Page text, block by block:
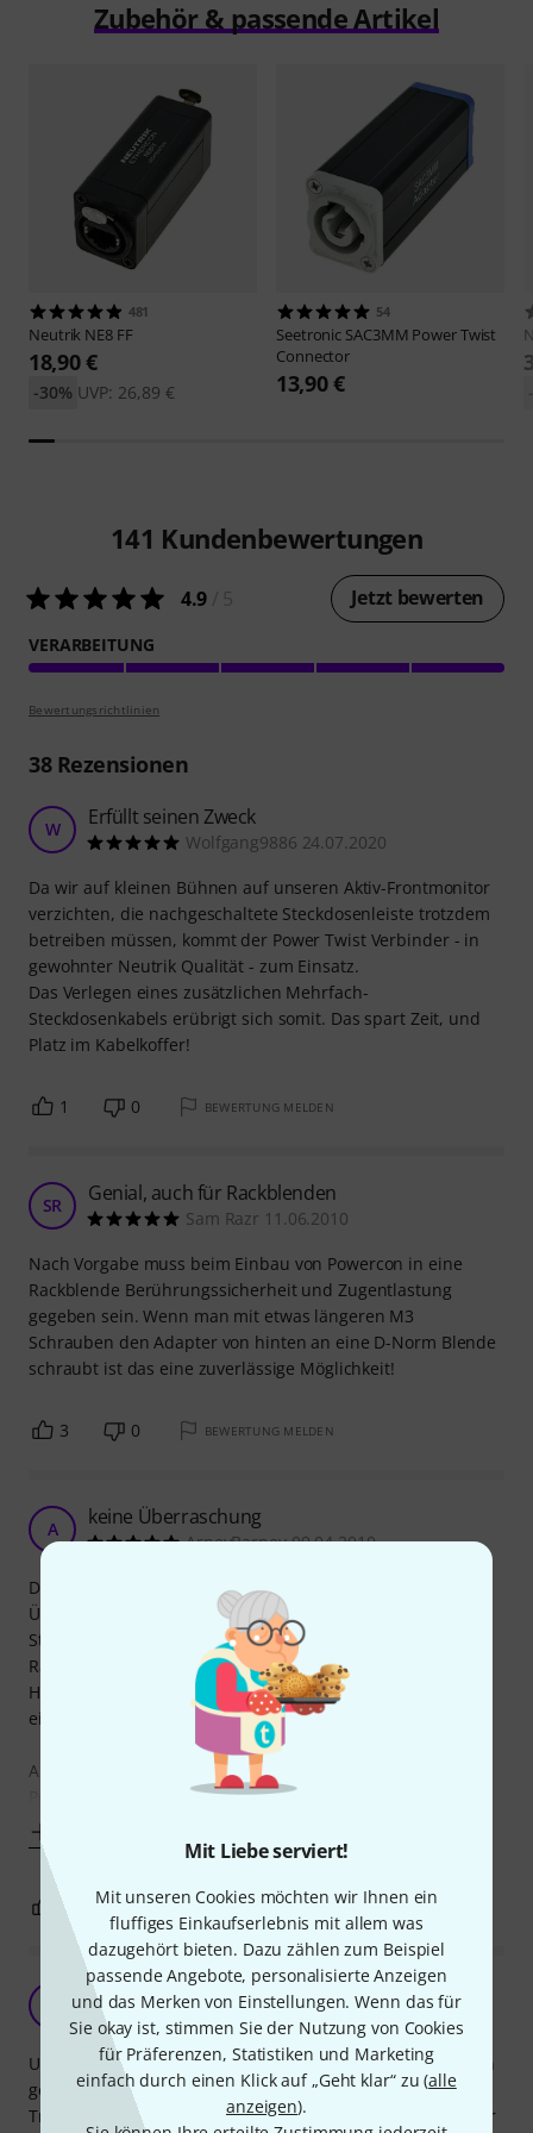
Mit Liebe serviert!
Mit unseren Cookies möchten wir Ihnen ein
fluffiges Einkaufserlebnis mit allem was
dazugehört bieten. Dazu zählen zum Beispiel
passende Angebote, personalisierte Anzeigen
und das Merken von Einstellungen. Wenn das für
Sie okay ist, stimmen Sie der Nutzung von Cookies
für Präferenzen, Statistiken und Marketing
einfach durch einen Klick auf „Geht klar“ zu (alle
anzeigen).
Zubehör & passende Artikel
481
Neutrik NE8 FF
18,90 €
UVP: 26,89 €
-30%
54
Seetronic SAC3MM Power Twist
Connector
13,90 €
141 Kundenbewertungen
4.9 Jetzt bewerten
VERARBEITUNG
Bewertungsrichtlinien
38Rezensionen
W Erfüllt seinen Zweck
Wolfgang9886 24.07.2020
Da wir auf kleinen Bühnen auf unseren Aktiv-Frontmonitor
verzichten, die nachgeschaltete Steckdosenleiste trotzdem
betreiben müssen, kommt der Power Twist Verbinder - in
gewohnter Neutrik Qualität - zum Einsatz.
Das Verlegen eines zusätzlichen Mehrfach-
Steckdosenkabels erübrigt sich somit. Das spart Zeit, und
Platz im Kabelkoffer!
1 0 BEWERTUNG MELDEN
SR Genial, auch für Rackblenden
Sam Razr 11.06.2010
Nach Vorgabe muss beim Einbau von Powercon in eine
Rackblende Berührungssicherheit und Zugentlastung
gegeben sein. Wenn man mit etwas längeren M3
Schrauben den Adapter von hinten an eine D-Norm Blende
schraubt ist das eine zuverlässige Möglichkeit!
3 0 BEWERTUNG MELDEN
A keine Überraschung
ArneyBarney 09.04.2010
Der NAC3MM-Verbinder von Neutrik birgt keine
Überraschungen. Neutrikbuchsen im spielfreien
Strangpressgehäuse, alles 100% robust. Wenn man seine
Racks per Powercon versorgt, ist das Teil ein sehr guter
Helfer, da irgendwann immer mal der Moment kommt, wo
eine Leitung verlängern werden muss.
Ausserdem verwende ich für Sprachbeschallungen
Powercon-Hybridkabel
0 0 BEWERTUNG MELDEN
Neutrik Powercon Verbinder
Rüdiger aus G. 21.12.2015
Und wieder so ein geiles Teil von Neutrik, habe mich schon
gefragt, wie kriege ich die vielen Powercon-Kabel in der
Truss auf die Reihe, klar, recht teuer so ein Verbinder, aber